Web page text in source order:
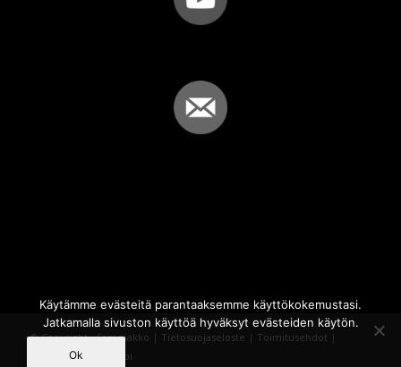
© Copyright - Sammakko | Tietosuojaseloste | Toimitusehdot |
Powered by
iQWebbi
Käytämme evästeitä parantaaksemme käyttökokemustasi.
Jatkamalla sivuston käyttöä hyväksyt evästeiden käytön.
Ok